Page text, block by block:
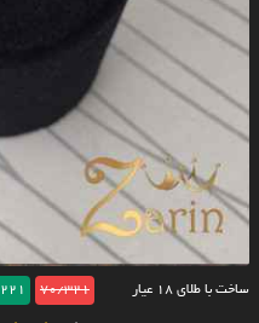
ساخت با طلای ۱۸ عیار 70/321